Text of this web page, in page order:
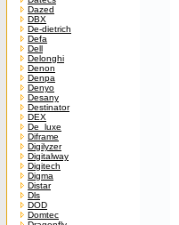
Dazed
DBX
De-dietrich
Defa
Dell
Delonghi
Denon
Denpa
Denyo
Desany
Destinator
DEX
De_luxe
Diframe
Digilyzer
Digitalway
Digitech
Digma
Distar
Dls
DOD
Domtec